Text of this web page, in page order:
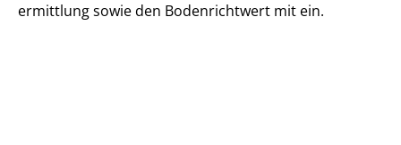
ermitt­lung sowie den Bodenrichtwert mit ein.